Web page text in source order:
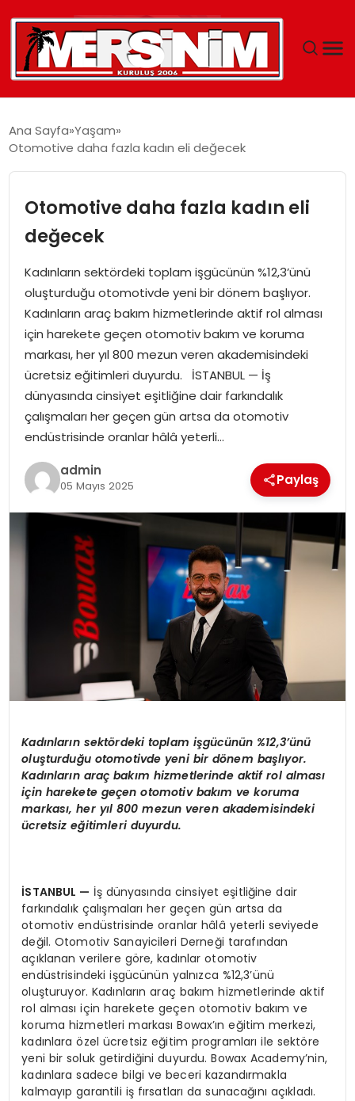
GÜNCEL
SAĞLIK
EĞITIM
SPOR
EKONOMI
MAGAZIN
DÜNYA
OTOMOBIL
Ana Sayfa Yaşam
Otomotive daha fazla kadın eli değecek
Otomotive daha fazla kadın eli
değecek
Kadınların sektördeki toplam işgücünün %12,3’ünü
oluşturduğu otomotivde yeni bir dönem başlıyor.
Kadınların araç bakım hizmetlerinde aktif rol alması
için harekete geçen otomotiv bakım ve koruma
markası, her yıl 800 mezun veren akademisindeki
ücretsiz eğitimleri duyurdu. İSTANBUL — İş
dünyasında cinsiyet eşitliğine dair farkındalık
çalışmaları her geçen gün artsa da otomotiv
endüstrisinde oranlar hâlâ yeterli…
admin
05 Mayıs 2025 Paylaş
Kadınların sektördeki toplam işgücünün %12,3’ünü
oluşturduğu otomotivde yeni bir dönem başlıyor.
Kadınların araç bakım hizmetlerinde aktif rol alması
için harekete geçen otomotiv bakım ve koruma
markası, her yıl 800 mezun veren akademisindeki
ücretsiz eğitimleri duyurdu.
İSTANBUL — İş dünyasında cinsiyet eşitliğine dair
farkındalık çalışmaları her geçen gün artsa da
otomotiv endüstrisinde oranlar hâlâ yeterli seviyede
değil. Otomotiv Sanayicileri Derneği tarafından
açıklanan verilere göre, kadınlar otomotiv
endüstrisindeki işgücünün yalnızca %12,3’ünü
oluşturuyor. Kadınların araç bakım hizmetlerinde aktif
rol alması için harekete geçen otomotiv bakım ve
koruma hizmetleri markası Bowax’ın eğitim merkezi,
kadınlara özel ücretsiz eğitim programları ile sektöre
yeni bir soluk getirdiğini duyurdu. Bowax Academy’nin,
kadınlara sadece bilgi ve beceri kazandırmakla
kalmayıp garantili iş fırsatları da sunacağını açıkladı.